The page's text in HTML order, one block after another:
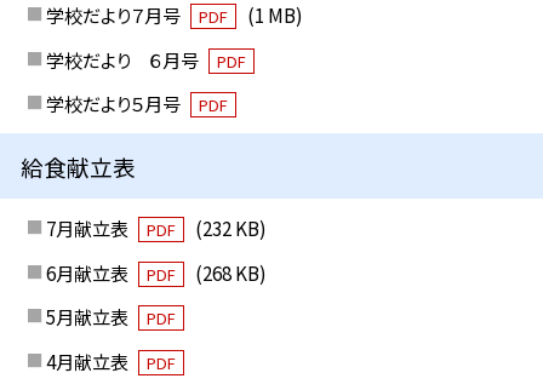
学校だより７月号 PDF
(1 MB)
学校だより ６月号
PDF
学校だより５月号 PDF
給食献立表
7月献立表 PDF
(232 KB)
6月献立表
PDF
(268 KB)
5月献立表
PDF
4月献立表 PDF